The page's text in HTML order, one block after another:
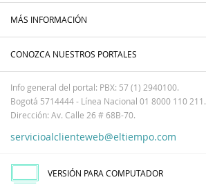
MÁS INFORMACIÓN
CONOZCA NUESTROS PORTALES
Info general del portal: PBX: 57 (1) 2940100.
Bogotá 5714444 - Línea Nacional 01 8000 110 211.
Dirección: Av. Calle 26 # 68B-70.
servicioalclienteweb@eltiempo.com
VERSIÓN PARA COMPUTADOR